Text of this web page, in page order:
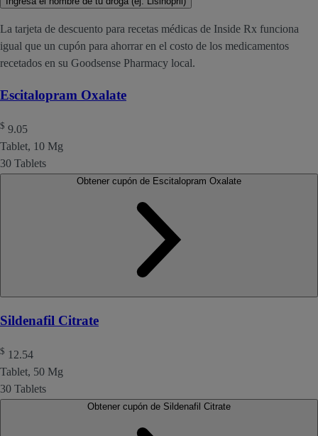
La tarjeta de descuento para recetas médicas de Inside Rx funciona
igual que un cupón para ahorrar en el costo de los medicamentos
recetados en su Goodsense Pharmacy local.
Escitalopram Oxalate
$ 9.05
Tablet, 10 Mg
30 Tablets
Sildenafil Citrate
$ 12.54
Tablet, 50 Mg
30 Tablets